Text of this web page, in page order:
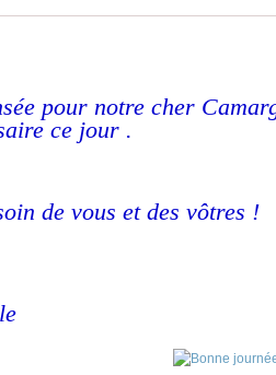
pour notre cher
ce jour .
de vous et des vôtres !